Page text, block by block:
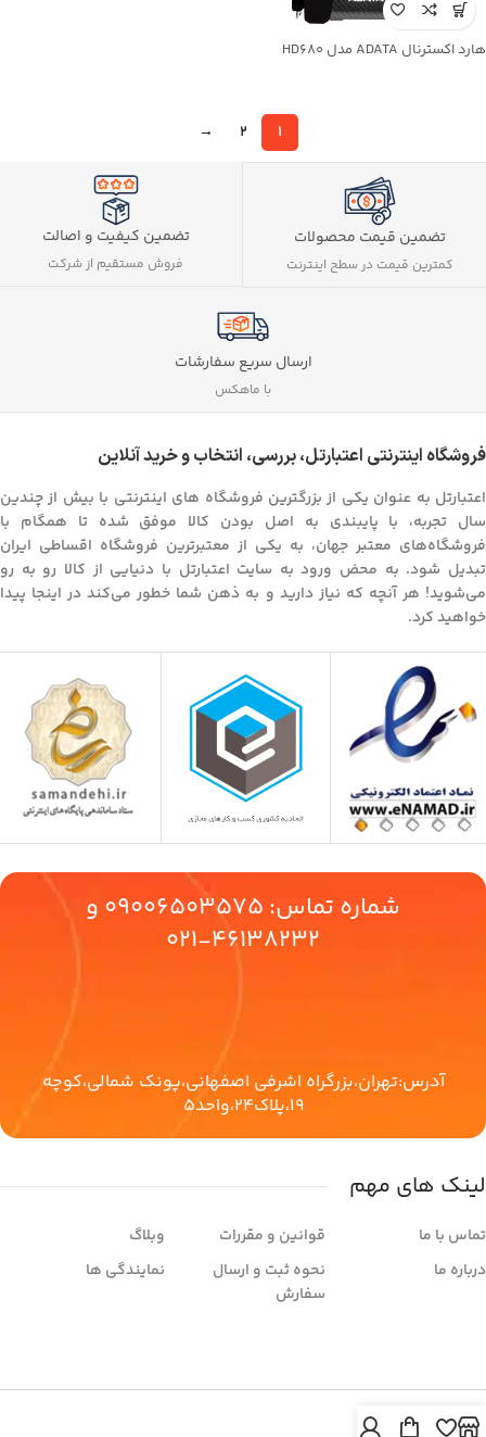
هارد اکسترنال ADATA مدل HD680
1
2
→
تضمین قیمت محصولات
کمترین قیمت در سطح اینترنت
تضمین کیفیت و اصالت
فروش مستقیم از شرکت
ارسال سریع سفارشات
با ماهکس
فروشگاه اینترنتی اعتبارتل، بررسی، انتخاب و خرید آنلاین
اعتبارتل به عنوان یکی از بزرگترین فروشگاه های اینترنتی با بیش از چندین
سال تجربه، با پایبندی به اصل بودن کالا موفق شده تا همگام با
فروشگاه‌های معتبر جهان، به یکی از معتبرترین فروشگاه اقساطی ایران
تبدیل شود. به محض ورود به سایت اعتبارتل با دنیایی از کالا رو به رو
می‌شوید! هر آنچه که نیاز دارید و به ذهن شما خطور می‌کند در اینجا پیدا
خواهید کرد.
شماره تماس: 09006503575 و
46138232-021
آدرس:تهران،بزرگراه اشرفی اصفهانی،پونک شمالی،کوچه
19،پلاک24،واحد5
لینک های مهم
تماس با ما
درباره ما
قوانین و مقررات
نحوه ثبت و ارسال
سفارش
وبلاگ
نمایندگی ها